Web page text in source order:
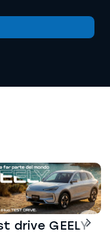
successo.
inviata, la
drive GEELY